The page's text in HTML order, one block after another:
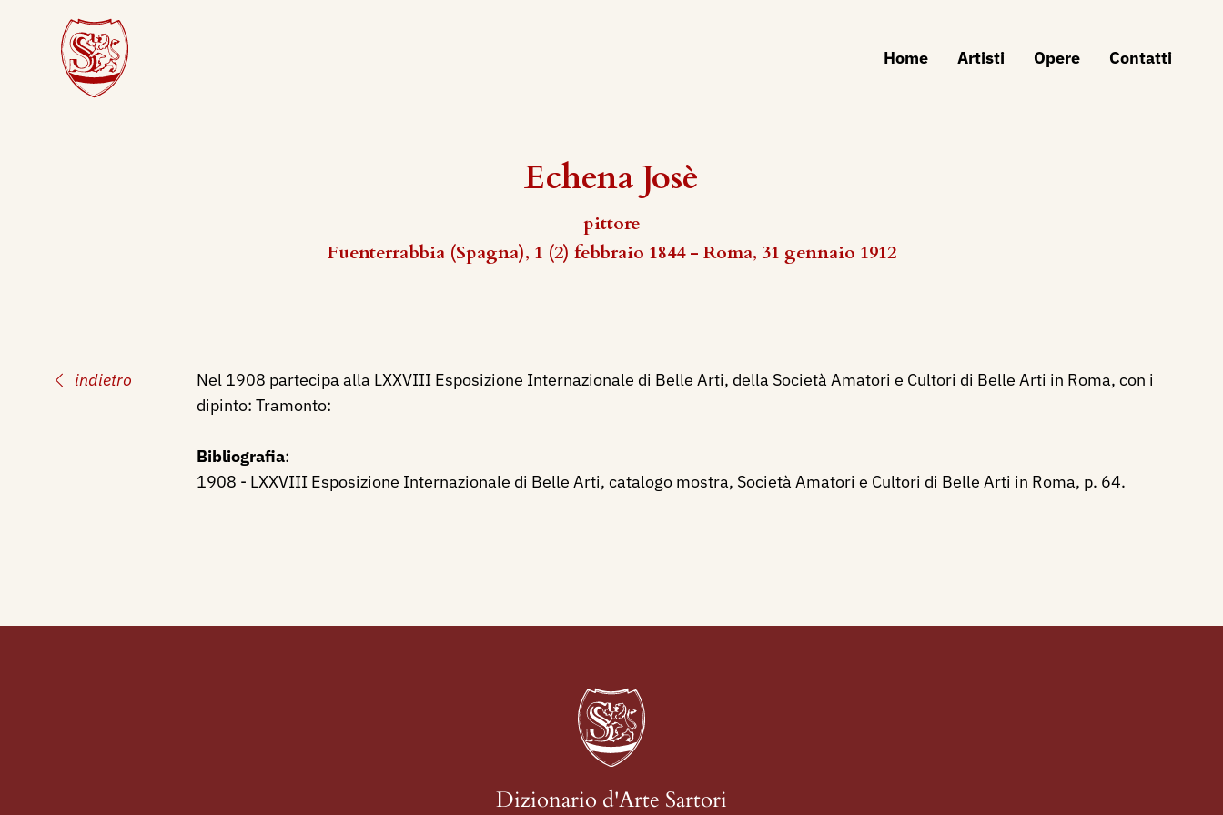
Home Artisti Opere Contatti
Echena Josè
pittore
Fuenterrabbia (Spagna), 1 (2) febbraio 1844 - Roma, 31 gennaio 1912
indietro
Nel 1908 partecipa alla LXXVIII Esposizione Internazionale di Belle Arti, della Società Amatori e Cultori di Belle Arti in Roma, con i
dipinto: Tramonto:
Bibliografia:
1908 - LXXVIII Esposizione Internazionale di Belle Arti, catalogo mostra, Società Amatori e Cultori di Belle Arti in Roma, p. 64.
Dizionario d'Arte Sartori